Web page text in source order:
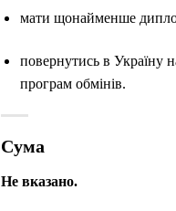
мати щонайменше
повернутись в Україну
програм обмінів.
Сума
Не вказано.